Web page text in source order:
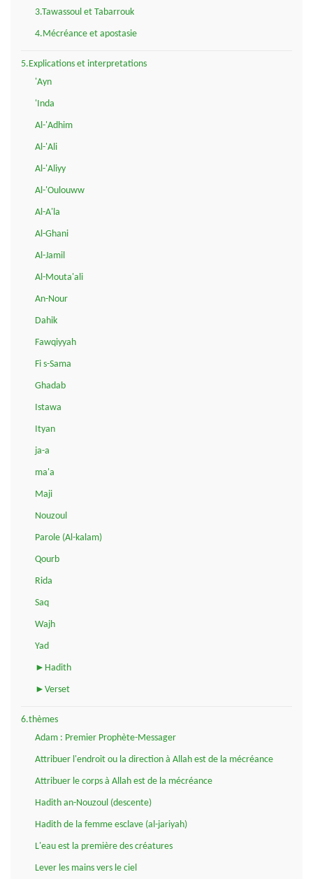
3.Tawassoul et Tabarrouk
4.Mécréance et apostasie
5.Explications et interpretations
'Ayn
'Inda
Al-'Adhim
Al-'Ali
Al-'Aliyy
Al-'Oulouww
Al-A'la
Al-Ghani
Al-Jamil
Al-Mouta'ali
An-Nour
Dahik
Fawqiyyah
Fi s-Sama
Ghadab
Istawa
Ityan
ja-a
ma'a
Maji
Nouzoul
Parole (Al-kalam)
Qourb
Rida
Saq
Wajh
Yad
►Hadith
►Verset
6.thèmes
Adam : Premier Prophète-Messager
Attribuer l'endroit ou la direction à Allah est de la mécréance
Attribuer le corps à Allah est de la mécréance
Hadith an-Nouzoul (descente)
Hadith de la femme esclave (al-jariyah)
L'eau est la première des créatures
Lever les mains vers le ciel